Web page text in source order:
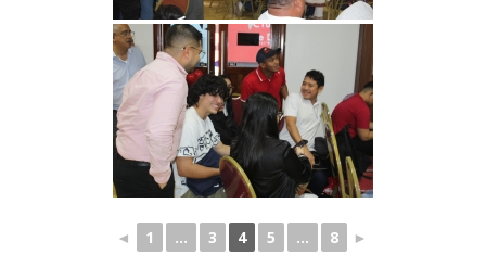
◄ 1 ... 3 4 5 ... 8 ►